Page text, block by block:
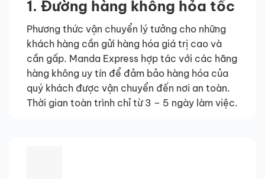
1. Đường hàng không hỏa tốc
Phương thức vận chuyển lý tưởng cho những
khách hàng cần gửi hàng hóa giá trị cao và
cần gấp. Manda Express hợp tác với các hãng
hàng không uy tín để đảm bảo hàng hóa của
quý khách được vận chuyển đến nơi an toàn.
Thời gian toàn trình chỉ từ 3 – 5 ngày làm việc.